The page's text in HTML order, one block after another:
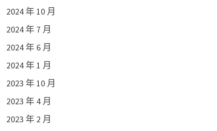
2024 年 10 月
2024 年 7 月
2024 年 6 月
2024 年 1 月
2023 年 10 月
2023 年 4 月
2023 年 2 月